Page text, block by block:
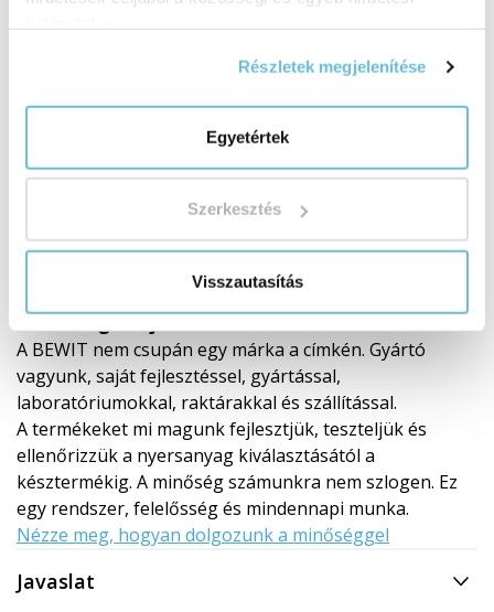
Részletek megjelenítése
Egyetértek
Szerkesztés
Visszautasítás
Saját fejlesztés és laboratóriumok
A minőség a saját ellenőrzésünk alatt áll
A BEWIT nem csupán egy márka a címkén. Gyártó
vagyunk, saját fejlesztéssel, gyártással,
laboratóriumokkal, raktárakkal és szállítással.
A termékeket mi magunk fejlesztjük, teszteljük és
ellenőrizzük a nyersanyag kiválasztásától a
késztermékig. A minőség számunkra nem szlogen. Ez
egy rendszer, felelősség és mindennapi munka.
Nézze meg, hogyan dolgozunk a minőséggel
Javaslat